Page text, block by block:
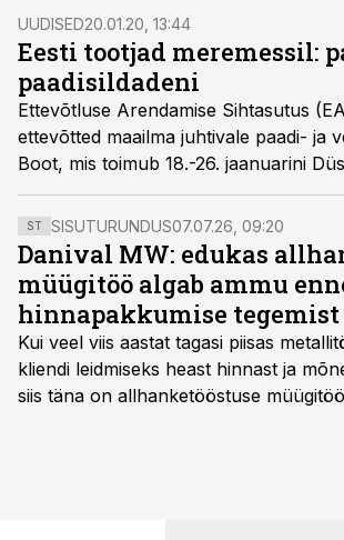
juht ja omanik Mark Muru, TalTechi
Mereakadeemia
Eesti Meretööstuse Liidu juhatuse liige
Hartikainen ning liidu projektijuht Maria
UUDISED20.01.20, 13:44
Eesti tootjad meremessil:
paadisildadeni
Ettevõtluse Arendamise Sihtasutus
ettevõtted maailma juhtivale paadi- ja
Boot, mis toimub 18.-26. jaanuarini
Messile tuleb kokku veerand miljonit
ja meretööstuse võtmeisikut kogu
ST SISUTURUNDUS07.07.26, 09:20
Danival MW: edukas
müügitöö algab ammu
hinnapakkumise tegemist
Kui veel viis aastat tagasi piisas
kliendi leidmiseks heast hinnast ja
siis täna on allhanketööstuse